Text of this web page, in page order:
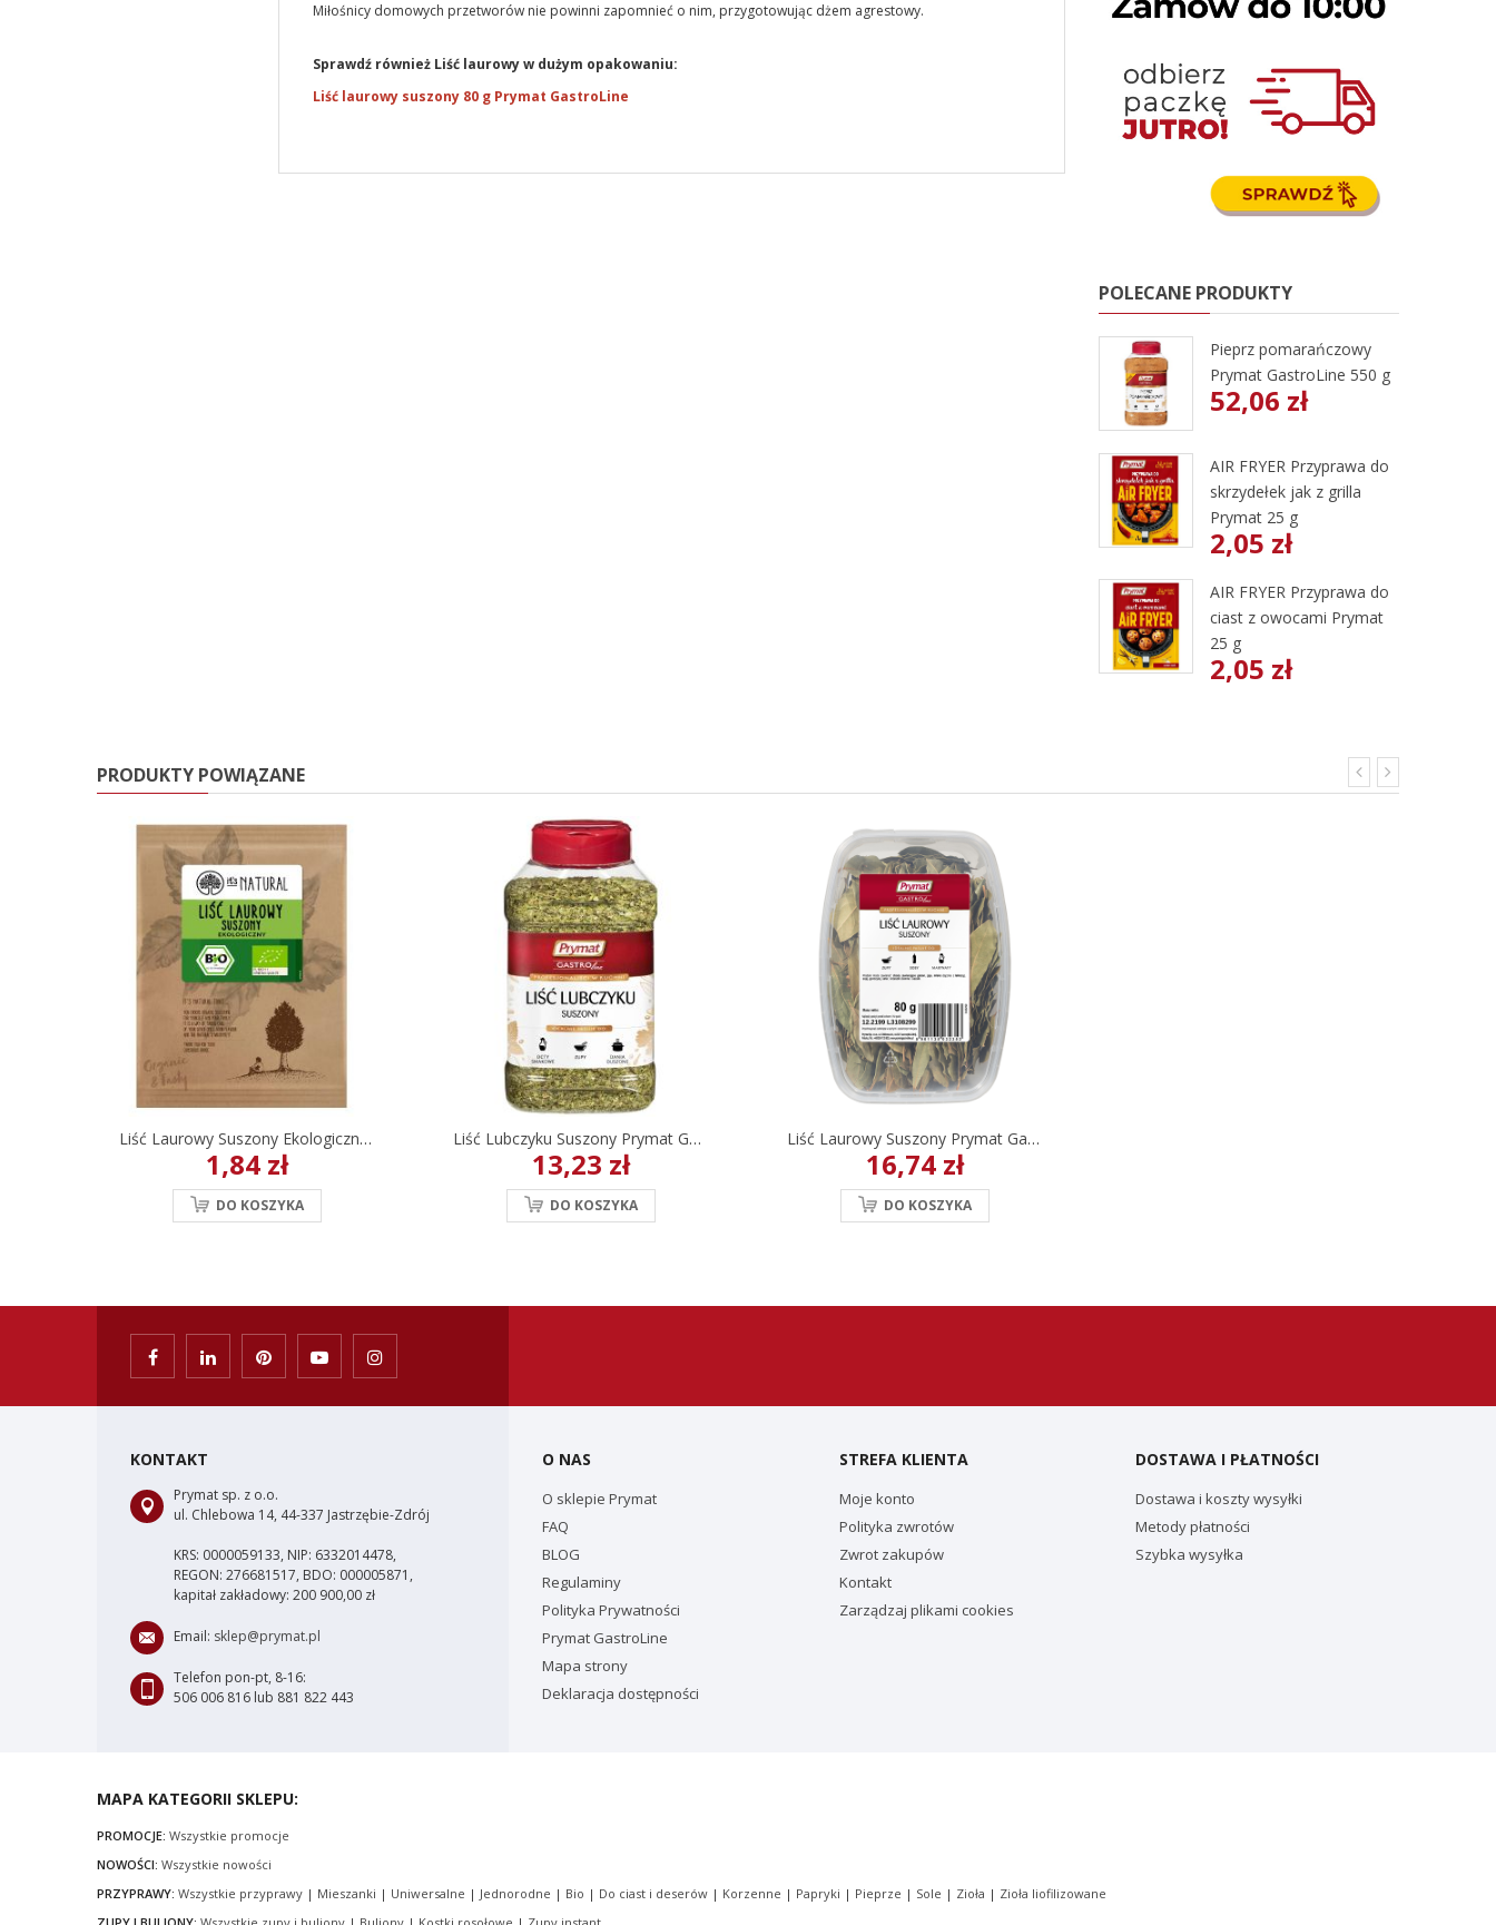
Miłośnicy domowych przetworów nie powinni zapomnieć o nim, przygotowując dżem agrestowy.
Sprawdź również Liść laurowy w dużym opakowaniu:
Liść laurowy suszony 80 g Prymat GastroLine
POLECANE PRODUKTY
Pieprz pomarańczowy
Prymat GastroLine 550 g
52,06 zł
AIR FRYER Przyprawa do
skrzydełek jak z grilla
Prymat 25 g
2,05 zł
AIR FRYER Przyprawa do
ciast z owocami Prymat
25 g
2,05 zł
PRODUKTY POWIĄZANE
Liść Laurowy Suszony Ekologiczny It's Natural 6 G
1,84 zł
DO KOSZYKA
Liść Lubczyku Suszony Prymat GastroLine 120 G
13,23 zł
DO KOSZYKA
Liść Laurowy Suszony Prymat GastroLine 80 G
16,74 zł
DO KOSZYKA
KONTAKT
Prymat sp. z o.o.
ul. Chlebowa 14, 44-337 Jastrzębie-Zdrój
KRS: 0000059133, NIP: 6332014478,
REGON: 276681517, BDO: 000005871,
kapitał zakładowy: 200 900,00 zł
Email: sklep@prymat.pl
Telefon pon-pt, 8-16:
506 006 816 lub 881 822 443
O NAS
O sklepie Prymat
FAQ
BLOG
Regulaminy
Polityka Prywatności
Prymat GastroLine
Mapa strony
Deklaracja dostępności
STREFA KLIENTA
Moje konto
Polityka zwrotów
Zwrot zakupów
Kontakt
Zarządzaj plikami cookies
DOSTAWA I PŁATNOŚCI
Dostawa i koszty wysyłki
Metody płatności
Szybka wysyłka
MAPA KATEGORII SKLEPU:
PROMOCJE: Wszystkie promocje
NOWOŚCI: Wszystkie nowości
PRZYPRAWY: Wszystkie przyprawy | Mieszanki | Uniwersalne | Jednorodne | Bio | Do ciast i deserów | Korzenne | Papryki | Pieprze | Sole | Zioła | Zioła liofilizowane